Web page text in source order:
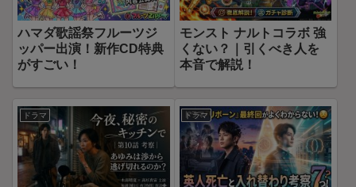
ハマダ歌謡祭フルーツジ
ッパー出演！新作CD特典
がすごい！
モンスト ナルトコラボ 強
くない？｜引くべき人を
本音で解説！
ドラマ ドラマ